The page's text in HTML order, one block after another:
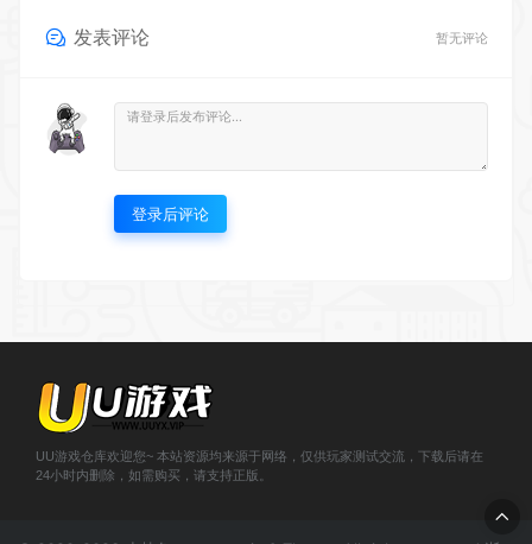
发表评论 暂无评论
登录后评论
UU游戏仓库欢迎您~ 本站资源均来源于网络，仅供玩家测试交流，下载后请在
24小时内删除，如需购买，请支持正版。